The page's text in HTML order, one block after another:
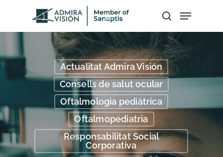
Hit enter to search or ESC to close
Actualitat Admira Visión
Consells de salut ocular
Oftalmologia pediàtrica
Oftalmopediatria
Responsabilitat Social
Corporativa